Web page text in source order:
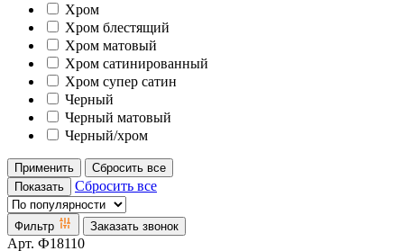
Хром
Хром блестящий
Хром матовый
Хром сатинированный
Хром супер сатин
Черный
Черный матовый
Черный/хром
Применить
Сбросить все
Показать
Сбросить все
Фильтр Заказать звонок
Арт. Ф18110